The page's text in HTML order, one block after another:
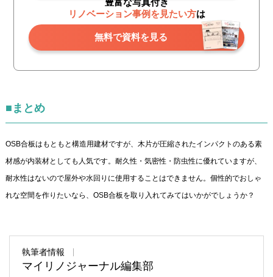
豊富な写真付き
リノベーション事例を見たい方は
無料で資料を見る
■まとめ
OSB合板はもともと構造用建材ですが、木片が圧縮されたインパクトのある素
材感が内装材としても人気です。耐久性・気密性・防虫性に優れていますが、
耐水性はないので屋外や水回りに使用することはできません。個性的でおしゃ
れな空間を作りたいなら、OSB合板を取り入れてみてはいかがでしょうか？
執筆者情報
マイリノジャーナル編集部